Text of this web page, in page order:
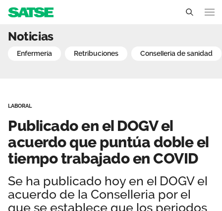
Delegados Sindicales
Estructura organizativa
Transparencia
Secciones sindicales
Servicios
Ventajas
Actualidad
Temas
Noticias
Comunidad Valenciana
Contáctanos
Publicado en el DOGV
Noticias
enfermería retribuciones conselleria de sanidad
LABORAL
Publicado en el DOGV el
acuerdo que puntúa doble el
tiempo trabajado en COVID
Se ha publicado hoy en el DOGV el
acuerdo de la Conselleria por el
que se establece que los periodos